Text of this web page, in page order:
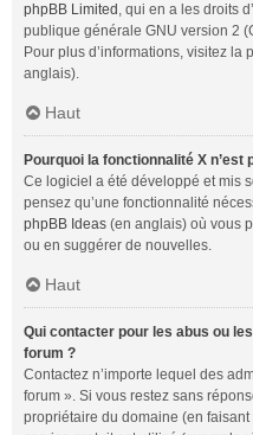
phpBB Limited , qui en a les droits
publique générale GNU version 2
Pour plus d’informations, visitez la
anglais).
Haut
Pourquoi la fonctionnalité X n’est
Ce logiciel a été développé et mis
pensez qu’une fonctionnalité
phpBB Ideas (en anglais) où vous
ou en suggérer de nouvelles.
Haut
Qui contacter pour les abus ou
forum ?
Contactez n’importe lequel des
forum ». Si vous restez sans
propriétaire du domaine (en faisant